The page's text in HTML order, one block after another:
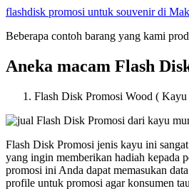
flashdisk promosi untuk souvenir di
Beberapa contoh barang yang kami
Aneka macam Flash
Flash Disk Promosi Wood (
Flash Disk Promosi jenis kayu ini
yang ingin memberikan hadiah kepada
promosi ini Anda dapat memasukan
profile untuk promosi agar konsumen